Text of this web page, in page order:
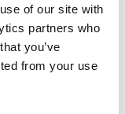
of our site with
partners who
you’ve
from your use
da je
od dimnikov, peči